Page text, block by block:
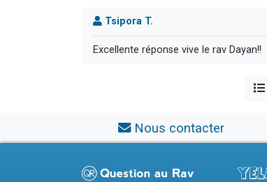
Tsipora T.
Excellente réponse vive le rav Dayan!!
Nous contacter